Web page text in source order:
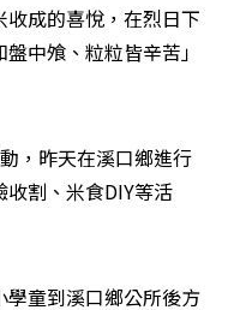
成的喜悅，在烈日下
中飧、粒粒皆辛苦」
，昨天在溪口鄉進行
割、米食DIY等活
童到溪口鄉公所後方